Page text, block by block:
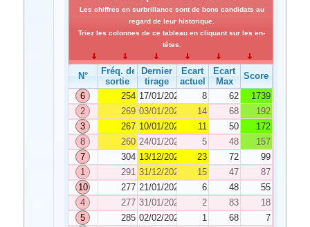
Les chiffres en surbrillance sont de bons candidats au
regard de leur historique.
Triez les colonnes de ce tableau en cliquant sur les en-
têtes.
N°
Fréq. de
sortie
Dernier
tirage
Ecart
actuel
Ecart
Max
Score
6
254 17/01/2026 8 62
1739
2
269 03/01/2026 14 68
192
3
267 10/01/2026 11 50
172
8
260 24/01/2026 5 48
157
7
304 13/12/2025 23 72
99
1
291 31/12/2025 15 47
87
10
277 21/01/2026 6 48
55
4
277 31/01/2026 2 83
18
5
285 02/02/2026 1 68
7